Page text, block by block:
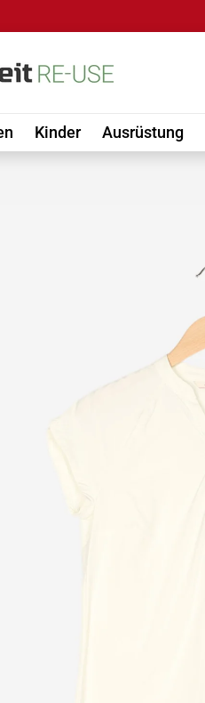
Kinder Ausrüstung